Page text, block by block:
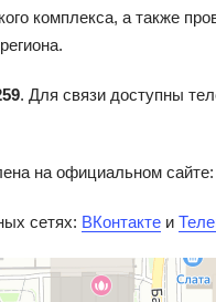
комплекса, а также
. Для связи доступны
на официальном сайте:
сетях: ВКонтакте и